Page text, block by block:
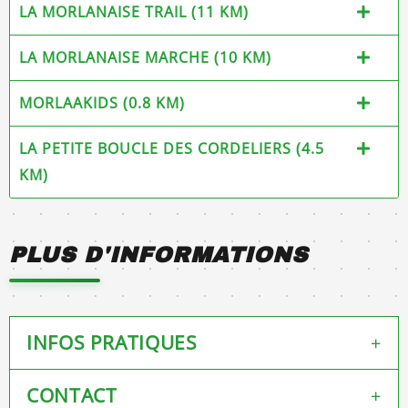
LA MORLANAISE TRAIL (11 KM)
LA MORLANAISE MARCHE (10 KM)
MORLAAKIDS (0.8 KM)
LA PETITE BOUCLE DES CORDELIERS (4.5
KM)
PLUS D'INFORMATIONS
INFOS PRATIQUES +
Retrait des dossards le jour même sur à la salle des
CONTACT +